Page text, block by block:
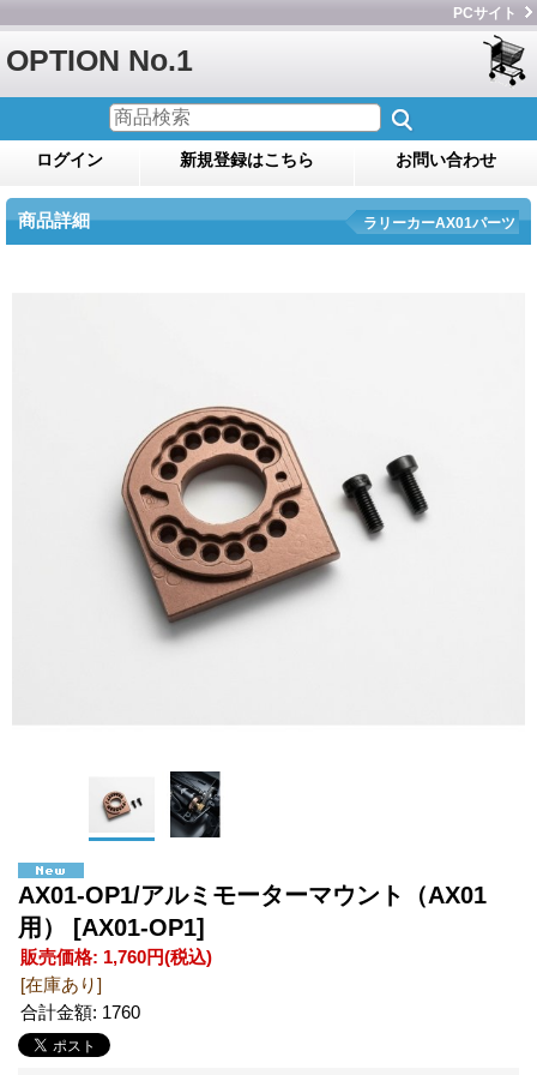
PCサイト
OPTION No.1
ログイン 新規登録はこちら お問い合わせ
商品詳細 ラリーカーAX01パーツ
AX01-OP1/アルミモーターマウント（AX01
用） [AX01-OP1]
販売価格: 1,760円(税込)
[在庫あり]
合計金額: 1760